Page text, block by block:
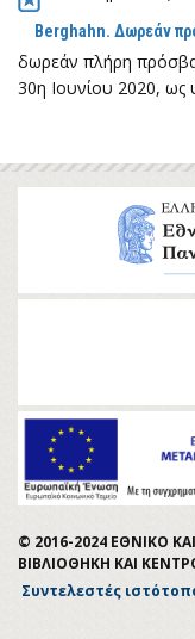
Berghahn. Δωρεάν
δωρεάν πλήρη
30η Ιουνίου 2020, ως
© 2016-2024 ΕΘΝΙΚΟ
ΒΙΒΛΙΟΘΗΚΗ ΚΑΙ
Συντελεστές